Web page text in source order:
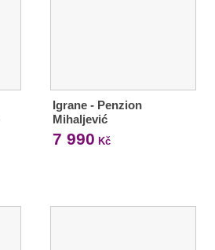
Igrane - Penzion
Mihaljević
7 990 Kč